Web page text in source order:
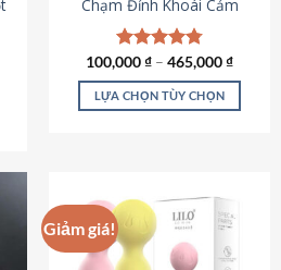
₫.
Chạm Đỉnh Khoái Cảm
Được xếp
hạng4.80
5 sao
100,000₫ – 465,000₫
LỰA CHỌN TÙY CHỌN
nhiều
biến
thể.
Giảm giá!